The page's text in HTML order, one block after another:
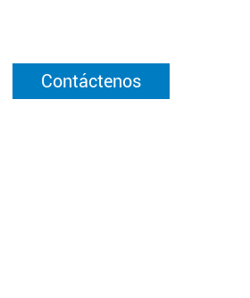
Contáctenos